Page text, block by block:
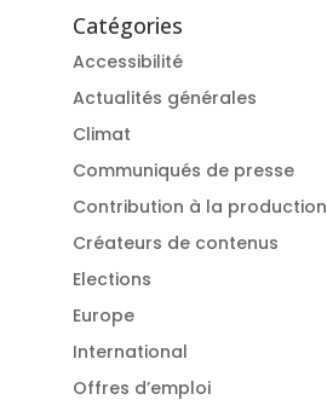
Catégories
Accessibilité
Actualités générales
Climat
Communiqués de presse
Contribution à la production
Créateurs de contenus
Elections
Europe
International
Offres d’emploi